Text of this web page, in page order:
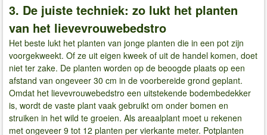
3. De juiste techniek: zo lukt het planten
van het lievevrouwebedstro
Het beste lukt het planten van jonge planten die in een pot zijn
voorgekweekt. Of ze uit eigen kweek of uit de handel komen, doet
niet ter zake. De planten worden op de beoogde plaats op een
afstand van ongeveer 30 cm in de voorbereide grond geplant.
Omdat het lievevrouwebedstro een uitstekende bodembedekker
is, wordt de vaste plant vaak gebruikt om onder bomen en
struiken in het wild te groeien. Als areaalplant moet u rekenen
met ongeveer 9 tot 12 planten per vierkante meter. Potplanten